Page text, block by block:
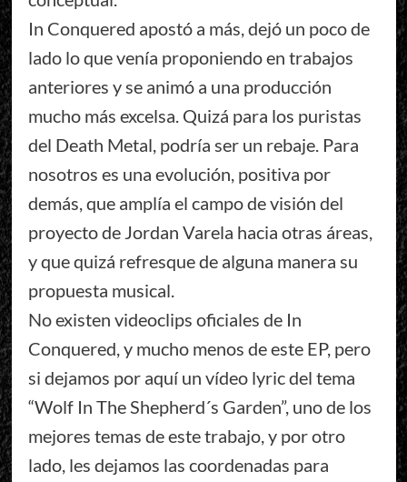
In Conquered apostó a más, dejó un poco de
lado lo que venía proponiendo en trabajos
anteriores y se animó a una producción
mucho más excelsa. Quizá para los puristas
del Death Metal, podría ser un rebaje. Para
nosotros es una evolución, positiva por
demás, que amplía el campo de visión del
proyecto de Jordan Varela hacia otras áreas,
y que quizá refresque de alguna manera su
propuesta musical.
No existen videoclips oficiales de In
Conquered, y mucho menos de este EP, pero
si dejamos por aquí un vídeo lyric del tema
“Wolf In The Shepherd´s Garden”, uno de los
mejores temas de este trabajo, y por otro
lado, les dejamos las coordenadas para